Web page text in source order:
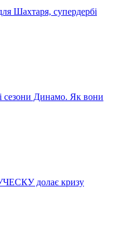
Шахтаря, супердербі
Динамо. Як вони
долає кризу